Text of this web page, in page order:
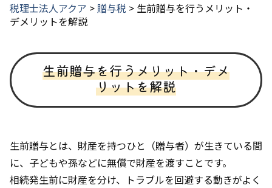
税理士法人アクア > 贈与税 > 生前贈与を行うメリット・
デメリットを解説
生前贈与を行うメリット・デメ
リットを解説
生前贈与とは、財産を持つひと（贈与者）が生きている間
に、子どもや孫などに無償で財産を渡すことです。
相続発生前に財産を分け、トラブルを回避する動きがよく